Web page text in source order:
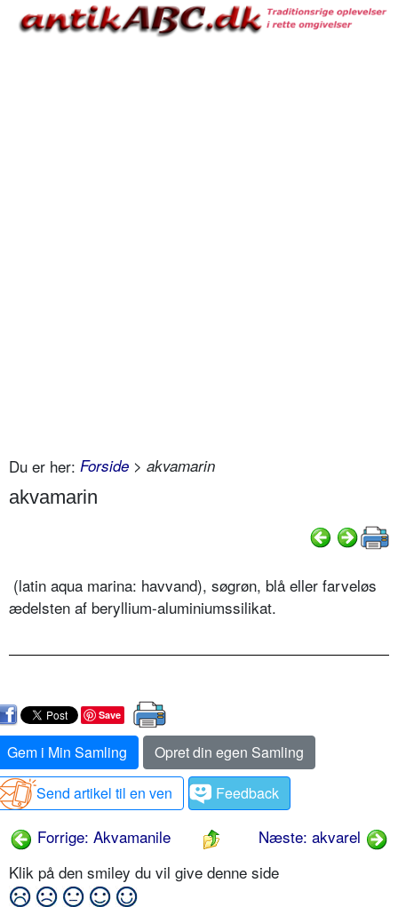
Du er her: Forside > akvamarin
akvamarin
(latin aqua marina: havvand), søgrøn, blå eller farveløs
ædelsten af beryllium-aluminiumssilikat.
Save
Gem i Min Samling
Opret din egen Samling
Send artikel til en ven
Feedback
Forrige: Akvamanile
Næste: akvarel
Klik på den smiley du vil give denne side